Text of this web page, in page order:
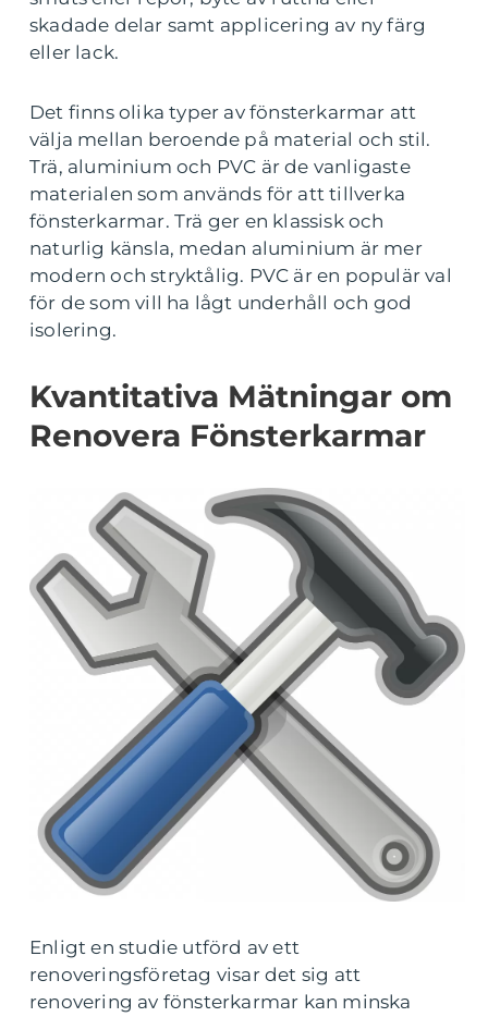
skadade delar samt applicering av ny färg
eller lack.
Det finns olika typer av fönsterkarmar att
välja mellan beroende på material och stil.
Trä, aluminium och PVC är de vanligaste
materialen som används för att tillverka
fönsterkarmar. Trä ger en klassisk och
naturlig känsla, medan aluminium är mer
modern och stryktålig. PVC är en populär val
för de som vill ha lågt underhåll och god
isolering.
Kvantitativa Mätningar om
Renovera Fönsterkarmar
Enligt en studie utförd av ett
renoveringsföretag visar det sig att
renovering av fönsterkarmar kan minska